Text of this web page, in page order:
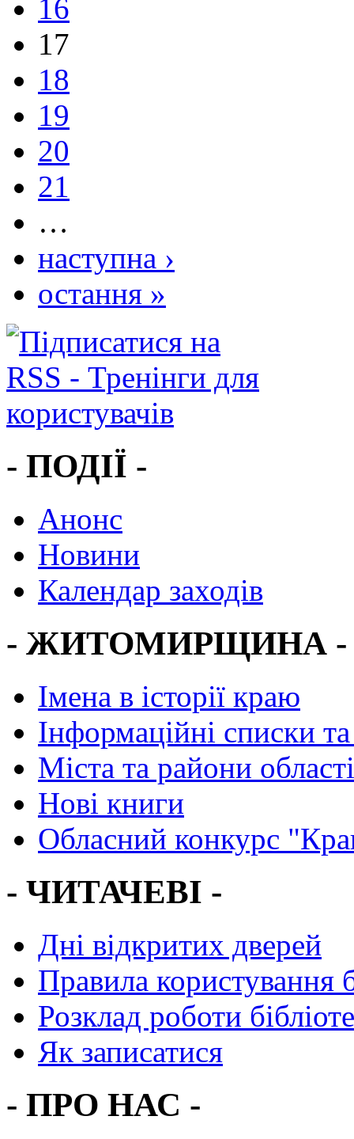
16
17
18
19
20
21
…
наступна ›
остання »
- ПОДІЇ -
Анонс
Новини
Календар заходів
- ЖИТОМИРЩИНА -
Імена в історії краю
Інформаційні списки
Міста та райони області
Нові книги
Обласний конкурс
- ЧИТАЧЕВІ -
Дні відкритих дверей
Правила користування
Розклад роботи
Як записатися
- ПРО НАС -